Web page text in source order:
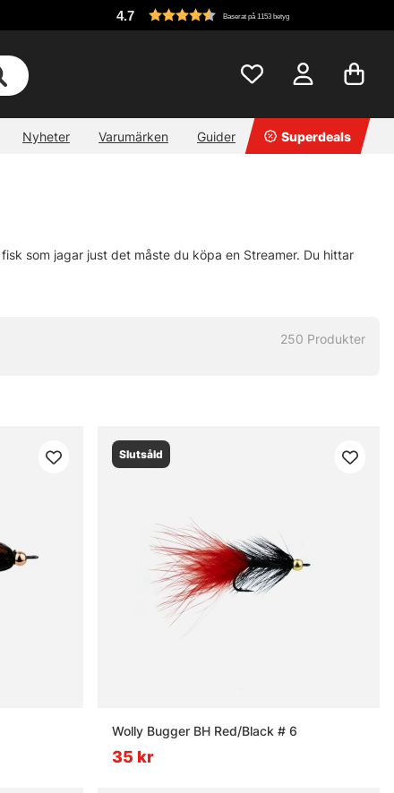
4.7 Baserat på 1153 betyg
Nyheter Varumärken Guider Superdeals
som jagar just det måste du köpa en Streamer. Du hittar
250 Produkter
Slutsåld
Wolly Bugger BH Red/Black # 6
35 kr